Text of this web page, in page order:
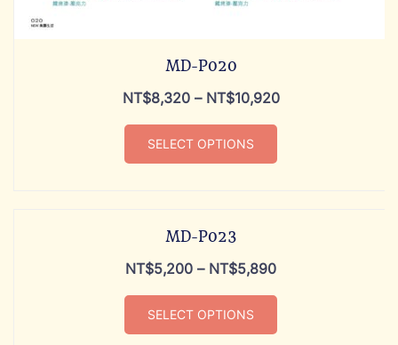
MD-P020
NT$8,320– NT$10,920
SELECT OPTIONS
MD-P023
NT$5,200 – NT$5,890
SELECT OPTIONS